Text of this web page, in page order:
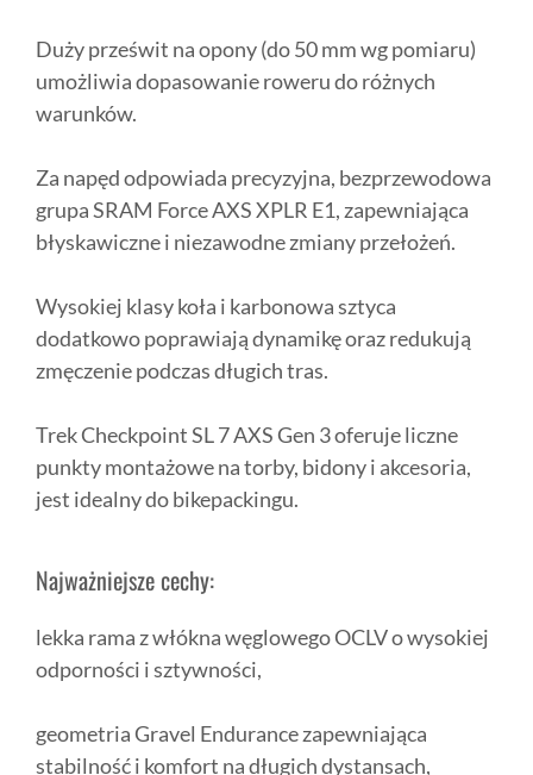
Duży prześwit na opony (do 50 mm wg pomiaru)
umożliwia dopasowanie roweru do różnych
warunków.
Za napęd odpowiada precyzyjna, bezprzewodowa
grupa SRAM Force AXS XPLR E1, zapewniająca
błyskawiczne i niezawodne zmiany przełożeń.
Wysokiej klasy koła i karbonowa sztyca
dodatkowo poprawiają dynamikę oraz redukują
zmęczenie podczas długich tras.
Trek Checkpoint SL 7 AXS Gen 3 oferuje liczne
punkty montażowe na torby, bidony i akcesoria,
jest idealny do bikepackingu.
Najważniejsze cechy:
lekka rama z włókna węglowego OCLV o wysokiej
odporności i sztywności,
geometria Gravel Endurance zapewniająca
stabilność i komfort na długich dystansach,